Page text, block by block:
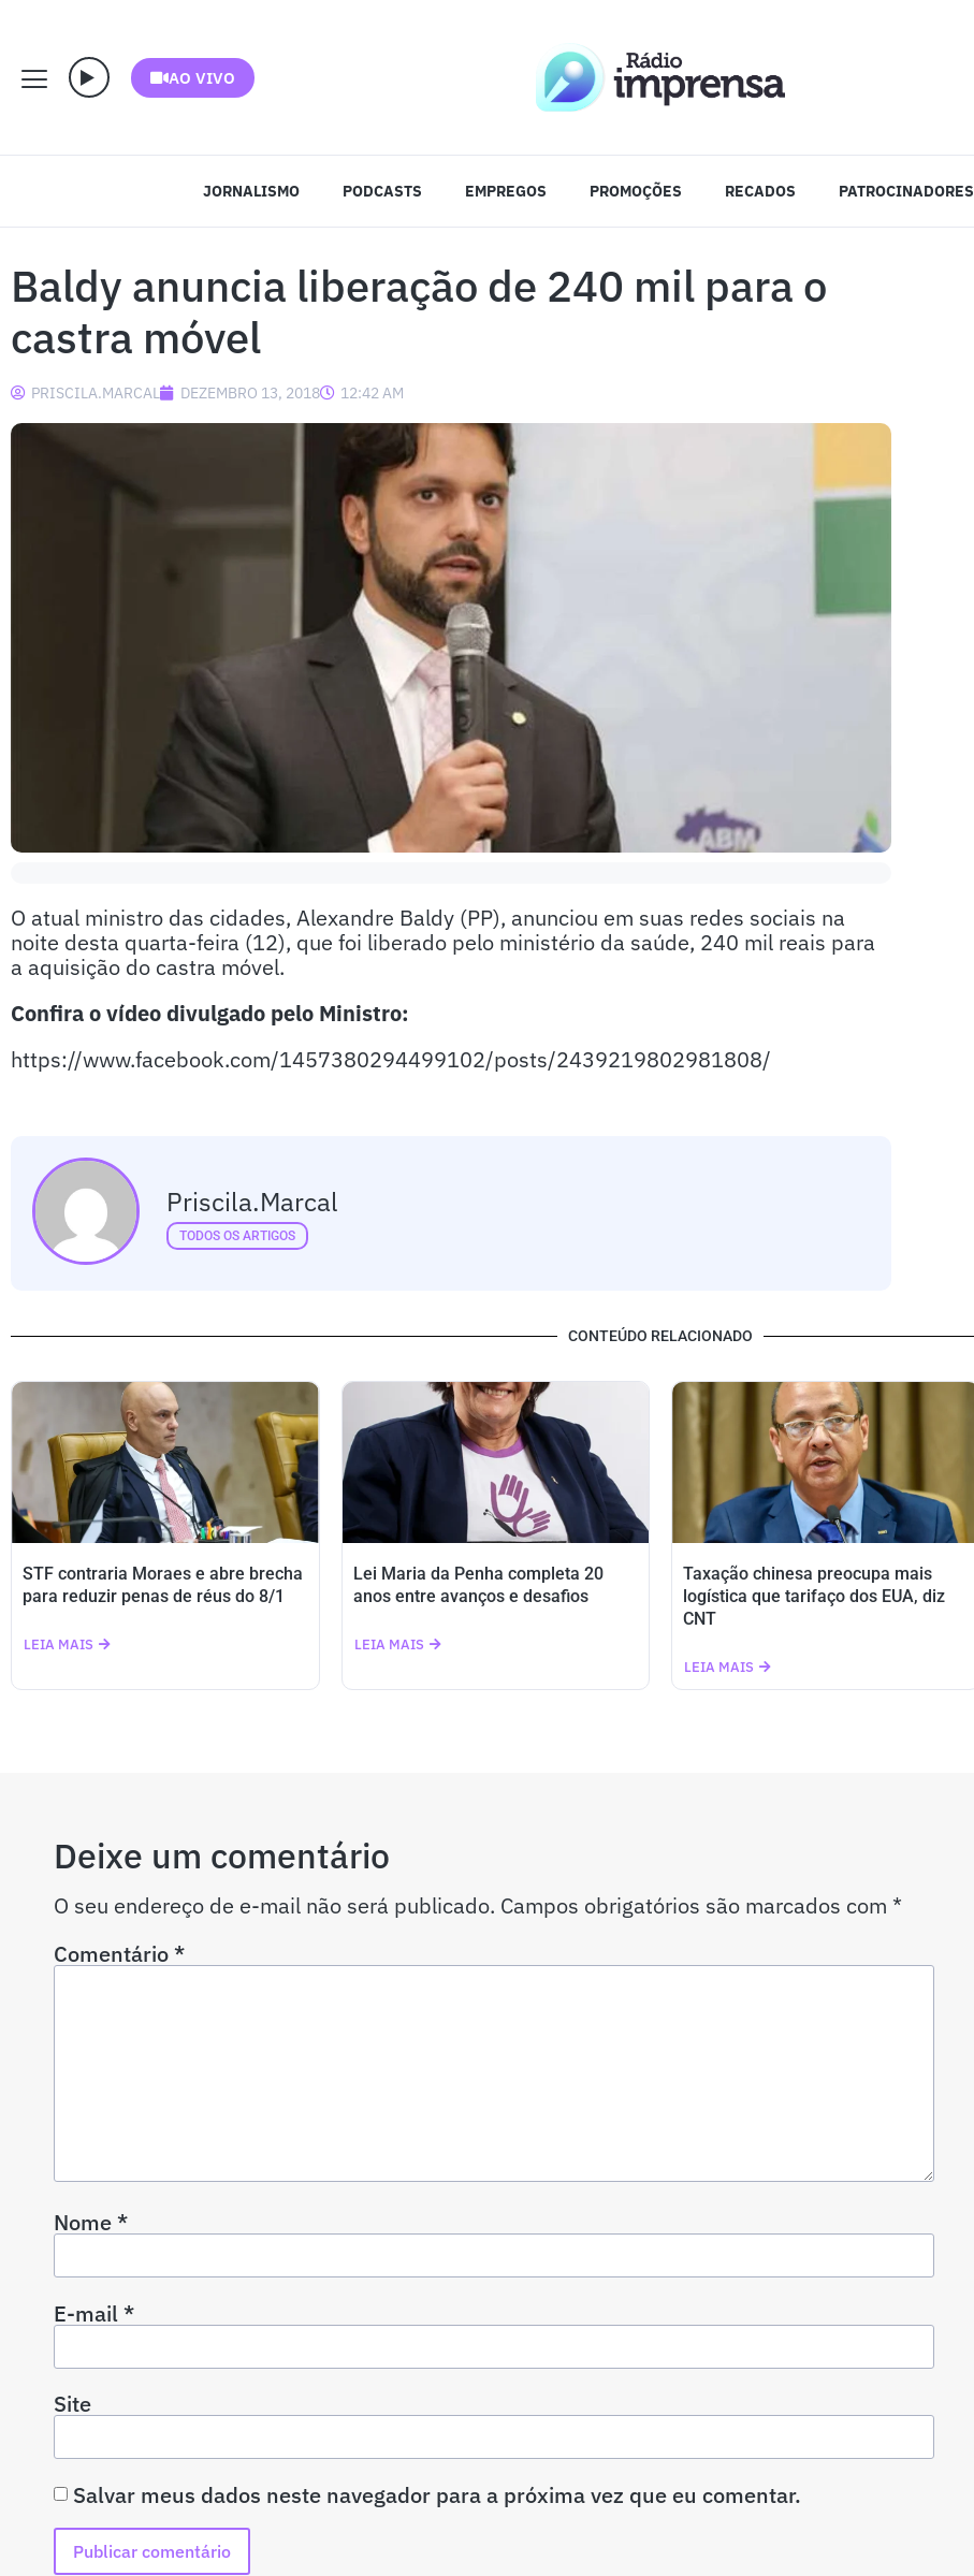
AO VIVO
JORNALISMO PODCASTS EMPREGOS PROMOÇÕES RECADOS PATROCINADORES
Baldy anuncia liberação de 240 mil para o
castra móvel
PRISCILA.MARCAL DEZEMBRO 13, 2018 12:42 AM
O atual ministro das cidades, Alexandre Baldy (PP), anunciou em suas redes sociais na
noite desta quarta-feira (12), que foi liberado pelo ministério da saúde, 240 mil reais para
a aquisição do castra móvel.
Confira o vídeo divulgado pelo Ministro:
https://www.facebook.com/1457380294499102/posts/2439219802981808/
Priscila.marcal
TODOS OS ARTIGOS
CONTEÚDO RELACIONADO
STF contraria Moraes e abre brecha
para reduzir penas de réus do 8/1
LEIA MAIS
Lei Maria da Penha completa 20
anos entre avanços e desafios
LEIA MAIS
Taxação chinesa preocupa mais
logística que tarifaço dos EUA, diz
CNT
LEIA MAIS
Deixe um comentário
O seu endereço de e-mail não será publicado. Campos obrigatórios são marcados com *
Comentário*
Nome*
E-mail*
Site
Salvar meus dados neste navegador para a próxima vez que eu comentar.